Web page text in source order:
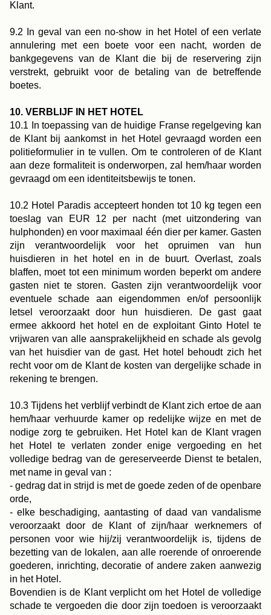
Klant.
9.2 In geval van een no-show in het Hotel of een verlate
annulering met een boete voor een nacht, worden de
bankgegevens van de Klant die bij de reservering zijn
verstrekt, gebruikt voor de betaling van de betreffende
boetes.
10. VERBLIJF IN HET HOTEL
10.1 In toepassing van de huidige Franse regelgeving kan
de Klant bij aankomst in het Hotel gevraagd worden een
politieformulier in te vullen. Om te controleren of de Klant
aan deze formaliteit is onderworpen, zal hem/haar worden
gevraagd om een identiteitsbewijs te tonen.
10.2 Hotel Paradis accepteert honden tot 10 kg tegen een
toeslag van EUR 12 per nacht (met uitzondering van
hulphonden) en voor maximaal één dier per kamer. Gasten
zijn verantwoordelijk voor het opruimen van hun
huisdieren in het hotel en in de buurt. Overlast, zoals
blaffen, moet tot een minimum worden beperkt om andere
gasten niet te storen. Gasten zijn verantwoordelijk voor
eventuele schade aan eigendommen en/of persoonlijk
letsel veroorzaakt door hun huisdieren. De gast gaat
ermee akkoord het hotel en de exploitant Ginto Hotel te
vrijwaren van alle aansprakelijkheid en schade als gevolg
van het huisdier van de gast. Het hotel behoudt zich het
recht voor om de Klant de kosten van dergelijke schade in
rekening te brengen.
10.3 Tijdens het verblijf verbindt de Klant zich ertoe de aan
hem/haar verhuurde kamer op redelijke wijze en met de
nodige zorg te gebruiken. Het Hotel kan de Klant vragen
het Hotel te verlaten zonder enige vergoeding en het
volledige bedrag van de gereserveerde Dienst te betalen,
met name in geval van :
- gedrag dat in strijd is met de goede zeden of de openbare
orde,
- elke beschadiging, aantasting of daad van vandalisme
veroorzaakt door de Klant of zijn/haar werknemers of
personen voor wie hij/zij verantwoordelijk is, tijdens de
bezetting van de lokalen, aan alle roerende of onroerende
goederen, inrichting, decoratie of andere zaken aanwezig
in het Hotel.
Bovendien is de Klant verplicht om het Hotel de volledige
schade te vergoeden die door zijn toedoen is veroorzaakt